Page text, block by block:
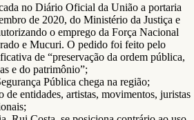
no Diário Oficial da União a portaria
de 2020, do Ministério da Justiça e
o emprego da Força Nacional
e Mucuri. O pedido foi feito pelo
de “preservação da ordem pública,
e do patrimônio”;
Pública chega na região;
de entidades, artistas, movimentos, juristas